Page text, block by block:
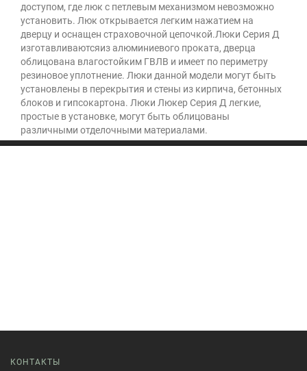
доступом, где люк с петлевым механизмом невозможно
установить. Люк открывается легким нажатием на
дверцу и оснащен страховочной цепочкой.Люки Серия Д
изготавливаютсяиз алюминиевого проката, дверца
облицована влагостойким ГВЛВ и имеет по периметру
резиновое уплотнение. Люки данной модели могут быть
установлены в перекрытия и стены из кирпича, бетонных
блоков и гипсокартона. Люки Люкер Серия Д легкие,
простые в установке, могут быть облицованы
различными отделочными материалами.
КОНТАКТЫ